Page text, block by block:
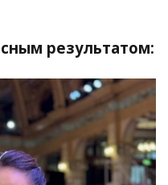
результатом: